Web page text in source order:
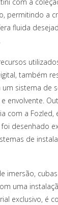
permitindo a
fluida
também
um sistema de
envolvente.
com a Fozled,
desenhado
de
imersão,
uma
exclusivo, é